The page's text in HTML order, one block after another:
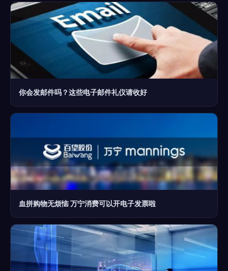
你会发邮件吗？这些电子邮件礼仪请收好
血拼购物无烦恼 万宁消费可以开电子发票啦